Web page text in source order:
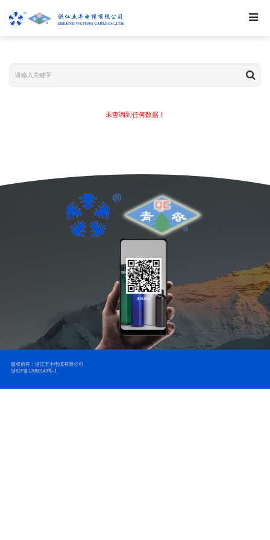
未查询到任何数据！
版权所有：浙江五丰电缆有限公司
浙ICP备17050143号-1